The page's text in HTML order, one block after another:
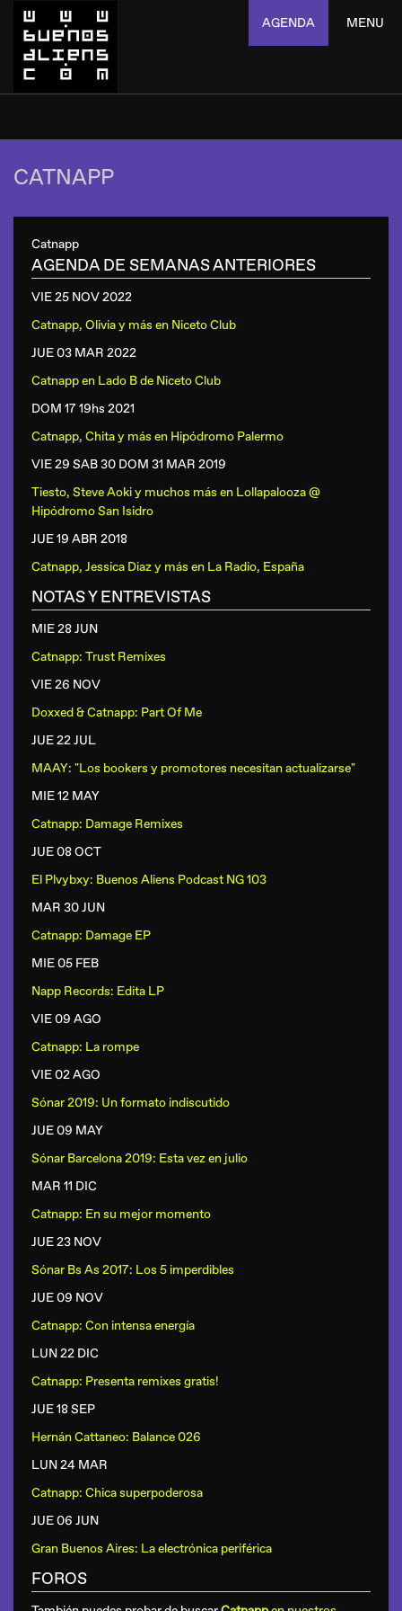
AGENDA MENU
CATNAPP
Catnapp
AGENDA DE SEMANAS ANTERIORES
VIE 25 NOV2022
Catnapp, Olivia y más en Niceto Club
JUE 03 MAR 2022
Catnappen Lado B de Niceto Club
DOM 17 19hs 2021
Catnapp, Chita y más en Hipódromo Palermo
VIE 29 SAB 30 DOM 31 MAR 2019
Tiesto, Steve Aoki y muchos más en Lollapalooza @
Hipódromo San Isidro
JUE 19 ABR 2018
Catnapp, Jessica Diaz y más en La Radio, España
NOTAS Y ENTREVISTAS
MIE 28 JUN
Catnapp: Trust Remixes
VIE 26 NOV
Doxxed & Catnapp: Part Of Me
JUE 22 JUL
MAAY: "Los bookers y promotores necesitan actualizarse"
MIE 12 MAY
Catnapp: Damage Remixes
JUE 08 OCT
El Plvybxy: Buenos Aliens Podcast NG 103
MAR 30 JUN
Catnapp: Damage EP
MIE 05 FEB
Napp Records: Edita LP
VIE 09 AGO
Catnapp: La rompe
VIE 02 AGO
Sónar 2019: Un formato indiscutido
JUE 09 MAY
Sónar Barcelona 2019: Esta vez en julio
MAR 11 DIC
Catnapp: En su mejor momento
JUE 23 NOV
Sónar Bs As 2017: Los 5 imperdibles
JUE 09 NOV
Catnapp: Con intensa energía
LUN 22 DIC
Catnapp: Presenta remixes gratis!
JUE 18 SEP
Hernán Cattaneo: Balance 026
LUN 24 MAR
Catnapp: Chica superpoderosa
JUE 06 JUN
Gran Buenos Aires: La electrónica periférica
FOROS